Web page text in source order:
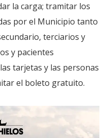
la carga; tramitar los
por el Municipio tanto
terciarios y
y pacientes
tarjetas y las personas
el boleto gratuito.